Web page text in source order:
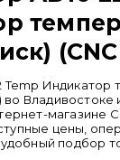
Temp
во
магазине
цены,
подбор